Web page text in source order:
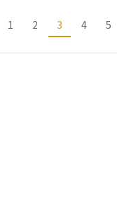
1 2 3 4 5